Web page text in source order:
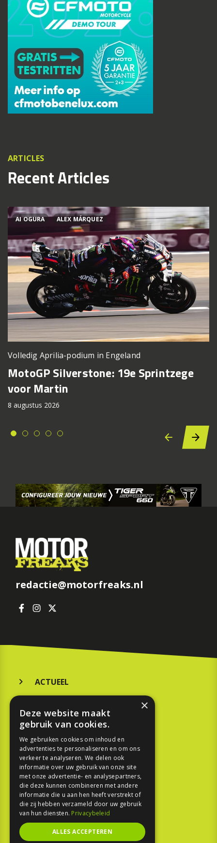
ARTICLES
Recent Articles
AI OGURA ALEX MÁRQUEZ
Volledig Aprilia-podium in Engeland
MotoGP Silverstone: 19e Sprintzege
voor Martin
8 augustus 2026
redactie@motorfreaks.nl
ACTUEEL
KOOPGIDS
TESTEN
SPORT
REPORTAGE
TOUREN
NIEUWSBRIEF
×
Deze website maakt
gebruik van cookies.
We gebruiken cookies om inhoud en
advertenties te personaliseren en om ons
verkeer te analyseren. We delen ook
informatie over uw gebruik van onze site
met onze advertentie- en analysepartners,
die deze kunnen combineren met andere
informatie die u aan hen heeft verstrekt of
die zij hebben verzameld door uw gebruik
van hun diensten. Privacybeleid
ALLES ACCEPTEREN